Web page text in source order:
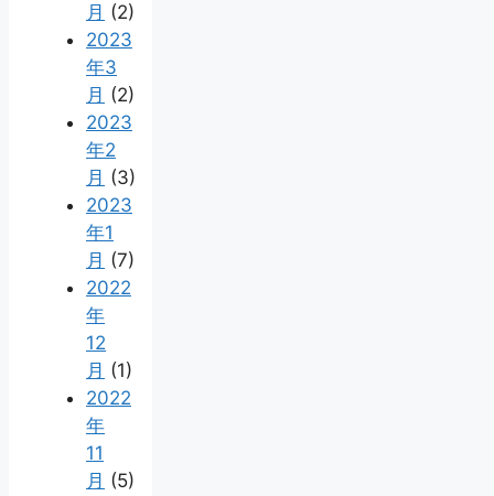
月 (2)
2023
年3
月 (2)
2023
年2
月 (3)
2023
年1
月 (7)
2022
年
12
月 (1)
2022
年
11
月 (5)